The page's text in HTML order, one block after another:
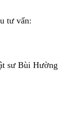
tư vấn:
sư Bùi Hường